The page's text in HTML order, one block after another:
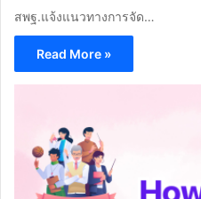
สพฐ.แจ้งแนวทางการจัด…
Read More »